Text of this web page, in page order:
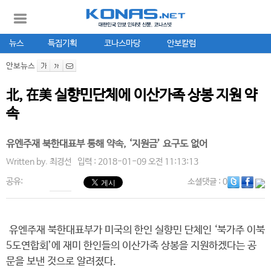
뉴스 특집기획 코나스마당 안보칼럼
안보뉴스
北, 在美 실향민단체에 이산가족 상봉 지원 약
속
유엔주재 북한대표부 통해 약속, ‘지원금’ 요구도 없어
Written by. 최경선 입력 : 2018-01-09 오전 11:13:13
공유: 소셜댓글: 0
유엔주재 북한대표부가 미국의 한인 실향민 단체인 ‘북가주 이북
5도연합회’에 재미 한인들의 이산가족 상봉을 지원하겠다는 공
문을 보낸 것으로 알려졌다.